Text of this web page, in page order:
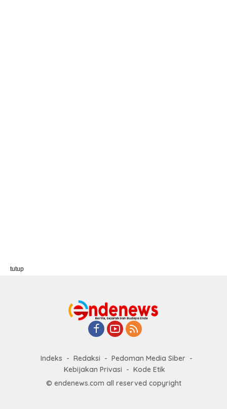
Indeks Redaksi
Pedoman Media Siber
Kebijakan Privasi
Kode Etik
© endenews.com all reserved copyright
tutup